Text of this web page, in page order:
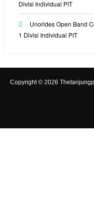
Divisi Individual PIT
Unorides Open Band
1 Divisi Individual PIT
Copyright © 2026